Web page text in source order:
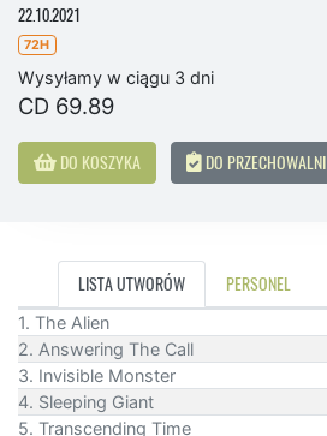
22.10.2021
72H
Wysyłamy w ciągu 3 dni
CD 69.89
DO KOSZYKA DO PRZECHOWALNI
LISTA UTWORÓW PERSONEL
1. The Alien
2. Answering The Call
3. Invisible Monster
4. Sleeping Giant
5. Transcending Time